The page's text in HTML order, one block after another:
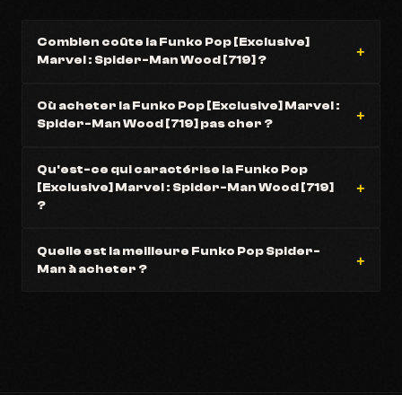
Combien coûte la Funko Pop [Exclusive]
Marvel : Spider-Man Wood [719] ?
Où acheter la Funko Pop [Exclusive] Marvel :
Spider-Man Wood [719] pas cher ?
Qu'est-ce qui caractérise la Funko Pop
[Exclusive] Marvel : Spider-Man Wood [719]
?
Quelle est la meilleure Funko Pop Spider-
Man à acheter ?